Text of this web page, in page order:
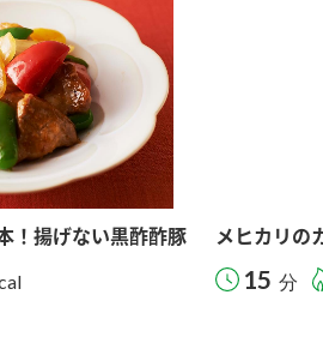
！揚げない黒酢酢豚 メヒカリの
15 分